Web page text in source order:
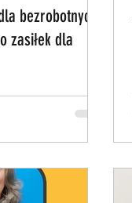
bezrobotnych
zasiłek dla